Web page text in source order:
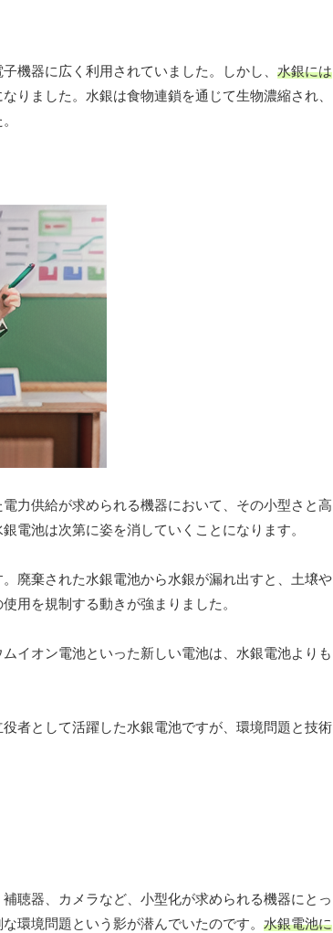
機器に広く利用されていました。しかし、 水銀には
りました。水銀は食物連鎖を通じて生物濃縮され、
力供給が求められる機器において、その小型さと高
電池は次第に姿を消していくことになります。
。廃棄された水銀電池から水銀が漏れ出すと、土壌や
用を規制する動きが強まりました。
イオン電池といった新しい電池は、水銀電池よりも
者として活躍した水銀電池ですが、環境問題と技術
聴器、カメラなど、小型化が求められる機器にとっ
環境問題という影が潜んでいたのです。 水銀電池に